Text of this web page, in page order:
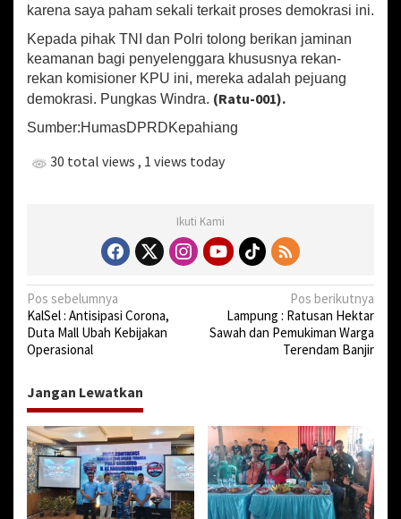
karena saya paham sekali terkait proses demokrasi ini.
Kepada pihak TNI dan Polri tolong berikan jaminan
keamanan bagi penyelenggara khususnya rekan-
rekan komisioner KPU ini, mereka adalah pejuang
demokrasi. Pungkas Windra. (Ratu-001).
Sumber:HumasDPRDKepahiang
30 total views , 1 views today
Ikuti Kami
N
a
v
g
a
s
i
p
Pos sebelumnya
KalSel : Antisipasi Corona,
Duta Mall Ubah Kebijakan
Operasional
Pos berikutnya
Lampung : Ratusan Hektar
Sawah dan Pemukiman Warga
Terendam Banjir
Jangan Lewatkan